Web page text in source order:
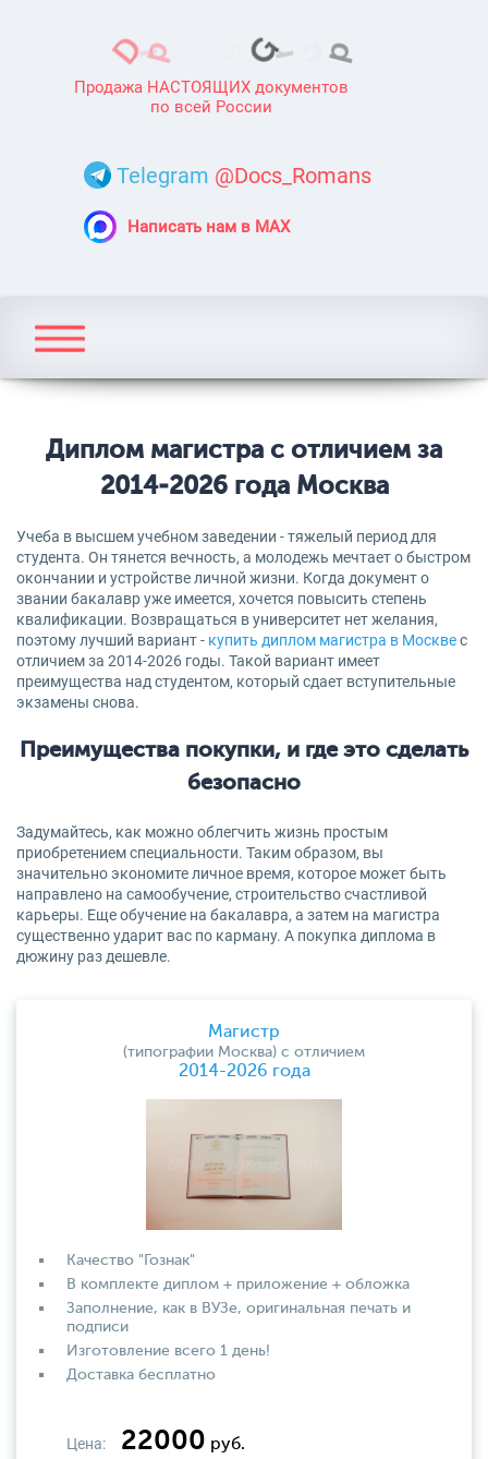
Продажа НАСТОЯЩИХ документов
по всей России
Telegram @Docs_Romans
Написать нам в MAX
Диплом магистра с отличием за
2014-2026 года Москва
Учеба в высшем учебном заведении - тяжелый период для
студента. Он тянется вечность, а молодежь мечтает о быстром
окончании и устройстве личной жизни. Когда документ о
звании бакалавр уже имеется, хочется повысить степень
квалификации. Возвращаться в университет нет желания,
поэтому лучший вариант - купить диплом магистра в Москвес
отличием за 2014-2026 годы. Такой вариант имеет
преимущества над студентом, который сдает вступительные
экзамены снова.
Преимущества покупки, и где это сделать
безопасно
Задумайтесь, как можно облегчить жизнь простым
приобретением специальности. Таким образом, вы
значительно экономите личное время, которое может быть
направлено на самообучение, строительство счастливой
карьеры. Еще обучение на бакалавра, а затем на магистра
существенно ударит вас по карману. А покупка диплома в
дюжину раз дешевле.
Магистр
(типографии Москва) с отличием
2014-2026 года
Качество "Гознак"
В комплекте диплом + приложение + обложка
Заполнение, как в ВУЗе, оригинальная печать и
подписи
Изготовление всего 1 день!
Доставка бесплатно
Цена: 22000 руб.